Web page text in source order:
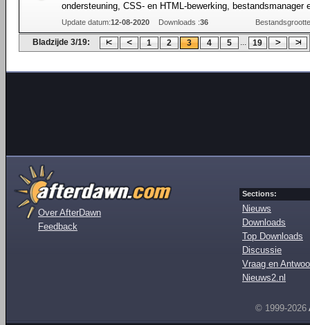
ondersteuning, CSS- en HTML-bewerking, bestandsmanager
Update datum:12-08-2020 Downloads :36
Bladzijde 3/19: 1 2 3 4 5 ... 19
Over AfterDawn
Feedback
Sections:
Nieuws
Downloads
Top Downloads
Discussie
Vraag en
Nieuws2.nl
© 1999-2026